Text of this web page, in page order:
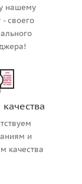
нашему
- своего
качества
и
качества